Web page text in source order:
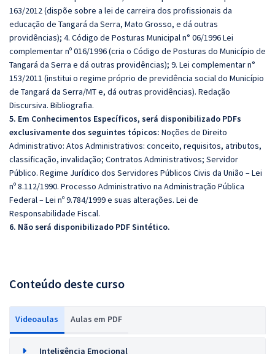
163/2012 (dispõe sobre a lei de carreira dos profissionais da
educação de Tangará da Serra, Mato Grosso, e dá outras
providências); 4. Código de Posturas Municipal n° 06/1996 Lei
complementar nº 016/1996 (cria o Código de Posturas do Município de
Tangará da Serra e dá outras providências); 9. Lei complementar n°
153/2011 (institui o regime próprio de previdência social do Município
de Tangará da Serra/MT e, dá outras providências). Redação
Discursiva. Bibliografia.
5. Em Conhecimentos Específicos, será disponibilizado PDFs
exclusivamente dos seguintes tópicos: Noções de Direito
Administrativo: Atos Administrativos: conceito, requisitos, atributos,
classificação, invalidação; Contratos Administrativos; Servidor
Público. Regime Jurídico dos Servidores Públicos Civis da União – Lei
nº 8.112/1990. Processo Administrativo na Administração Pública
Federal – Lei nº 9.784/1999 e suas alterações. Lei de
Responsabilidade Fiscal.
6. Não será disponibilizado PDF Sintético.
Conteúdo deste curso
Videoaulas Aulas em PDF
Inteligência Emocional